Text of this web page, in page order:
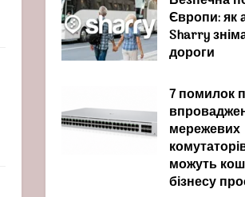
Європи: як
Sharry
дороги
7 помилок
мережевих
можуть
бізнесу